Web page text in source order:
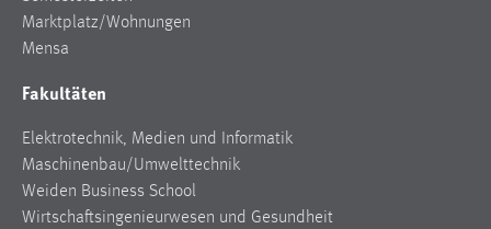
Marktplatz/Wohnungen
Mensa
Fakultäten
Elektrotechnik, Medien und Informatik
Maschinenbau/Umwelttechnik
Weiden Business School
Wirtschaftsingenieurwesen und Gesundheit
MARKETING
Marketing Cookies werden von Drittanbietern
verwendet, um personalisierte Werbung anzuzeigen.